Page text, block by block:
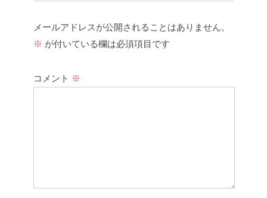
メールアドレスが公開されることはありません。
※ が付いている欄は必須項目です
コメント ※